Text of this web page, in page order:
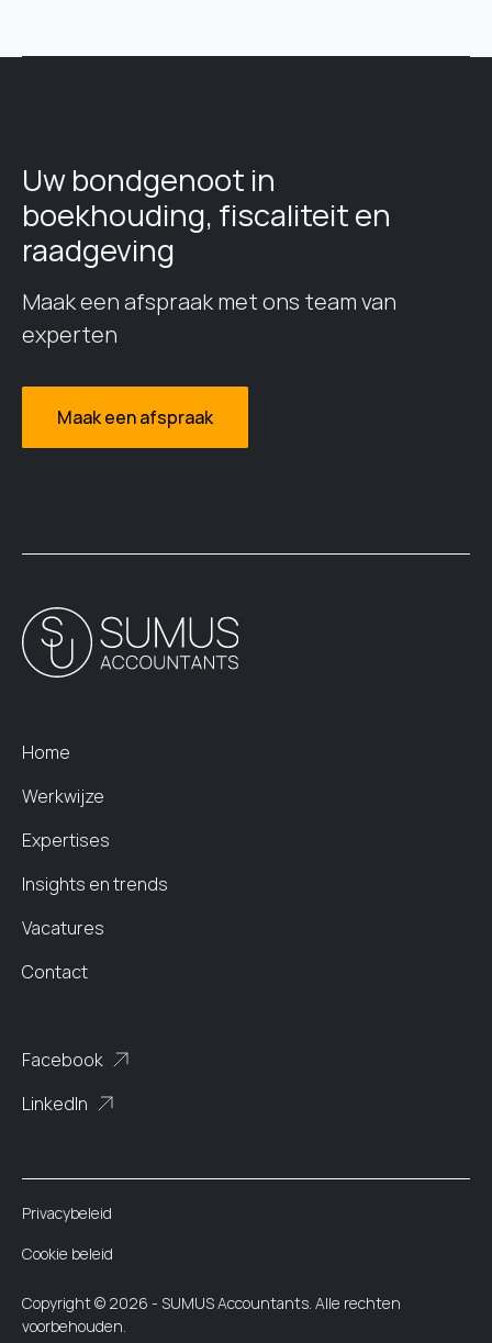
Uw bondgenoot in
boekhouding, fiscaliteit en
raadgeving
Maak een afspraak met ons team van
experten
Maak een afspraak
Home
Werkwijze
Expertises
Insights en trends
Vacatures
Contact
Facebook
LinkedIn
Copyright © 2026 - SUMUS Accountants. Alle rechten
voorbehouden.
Privacybeleid
Cookie beleid